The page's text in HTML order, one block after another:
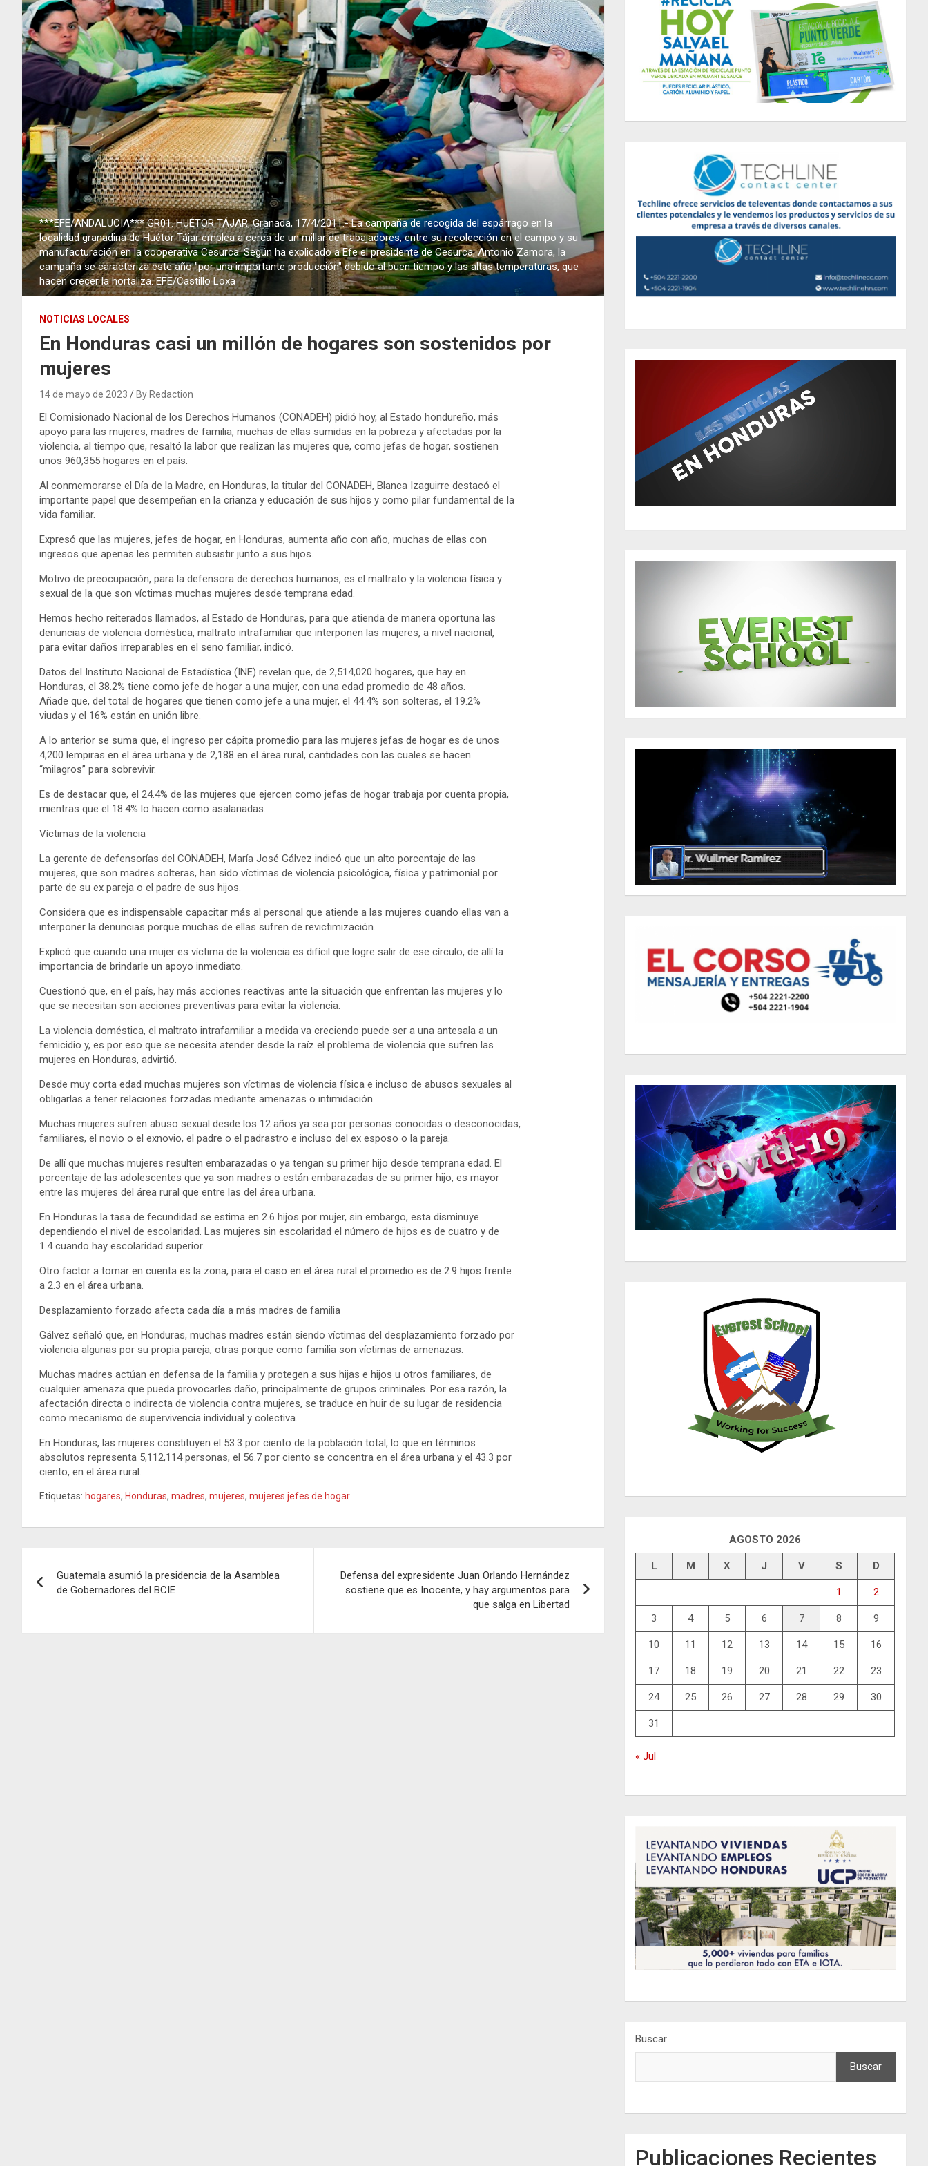
***EFE/ANDALUCIA*** GR01. HUÉTOR TÁJAR, Granada, 17/4/2011.- La campaña de recogida del espárrago en la
localidad granadina de Huétor Tájar emplea a cerca de un millar de trabajadores, entre su recolección en el campo y su
manufacturación en la cooperativa Cesurca. Según ha explicado a Efe el presidente de Cesurca, Antonio Zamora, la
campaña se caracteriza este año "por una importante producción" debido al buen tiempo y las altas temperaturas, que
hacen crecer la hortaliza. EFE/Castillo Loxa
NOTICIAS LOCALES
En Honduras casi un millón de hogares son sostenidos por
mujeres
14 de mayo de 2023 By Redaction
El Comisionado Nacional de los Derechos Humanos (CONADEH) pidió hoy, al Estado hondureño, más
apoyo para las mujeres, madres de familia, muchas de ellas sumidas en la pobreza y afectadas por la
violencia, al tiempo que, resaltó la labor que realizan las mujeres que, como jefas de hogar, sostienen
unos 960,355 hogares en el país.
Al conmemorarse el Día de la Madre, en Honduras, la titular del CONADEH, Blanca Izaguirre destacó el
importante papel que desempeñan en la crianza y educación de sus hijos y como pilar fundamental de la
vida familiar.
Expresó que las mujeres, jefes de hogar, en Honduras, aumenta año con año, muchas de ellas con
ingresos que apenas les permiten subsistir junto a sus hijos.
Motivo de preocupación, para la defensora de derechos humanos, es el maltrato y la violencia física y
sexual de la que son víctimas muchas mujeres desde temprana edad.
Hemos hecho reiterados llamados, al Estado de Honduras, para que atienda de manera oportuna las
denuncias de violencia doméstica, maltrato intrafamiliar que interponen las mujeres, a nivel nacional,
para evitar daños irreparables en el seno familiar, indicó.
Datos del Instituto Nacional de Estadística (INE) revelan que, de 2,514,020 hogares, que hay en
Honduras, el 38.2% tiene como jefe de hogar a una mujer, con una edad promedio de 48 años.
Añade que, del total de hogares que tienen como jefe a una mujer, el 44.4% son solteras, el 19.2%
viudas y el 16% están en unión libre.
A lo anterior se suma que, el ingreso per cápita promedio para las mujeres jefas de hogar es de unos
4,200 lempiras en el área urbana y de 2,188 en el área rural, cantidades con las cuales se hacen
“milagros” para sobrevivir.
Es de destacar que, el 24.4% de las mujeres que ejercen como jefas de hogar trabaja por cuenta propia,
mientras que el 18.4% lo hacen como asalariadas.
Víctimas de la violencia
La gerente de defensorías del CONADEH, María José Gálvez indicó que un alto porcentaje de las
mujeres, que son madres solteras, han sido víctimas de violencia psicológica, física y patrimonial por
parte de su ex pareja o el padre de sus hijos.
Considera que es indispensable capacitar más al personal que atiende a las mujeres cuando ellas van a
interponer la denuncias porque muchas de ellas sufren de revictimización.
Explicó que cuando una mujer es víctima de la violencia es difícil que logre salir de ese círculo, de allí la
importancia de brindarle un apoyo inmediato.
Cuestionó que, en el país, hay más acciones reactivas ante la situación que enfrentan las mujeres y lo
que se necesitan son acciones preventivas para evitar la violencia.
La violencia doméstica, el maltrato intrafamiliar a medida va creciendo puede ser a una antesala a un
femicidio y, es por eso que se necesita atender desde la raíz el problema de violencia que sufren las
mujeres en Honduras, advirtió.
Desde muy corta edad muchas mujeres son víctimas de violencia física e incluso de abusos sexuales al
obligarlas a tener relaciones forzadas mediante amenazas o intimidación.
Muchas mujeres sufren abuso sexual desde los 12 años ya sea por personas conocidas o desconocidas,
familiares, el novio o el exnovio, el padre o el padrastro e incluso del ex esposo o la pareja.
De allí que muchas mujeres resulten embarazadas o ya tengan su primer hijo desde temprana edad. El
porcentaje de las adolescentes que ya son madres o están embarazadas de su primer hijo, es mayor
entre las mujeres del área rural que entre las del área urbana.
En Honduras la tasa de fecundidad se estima en 2.6 hijos por mujer, sin embargo, esta disminuye
dependiendo el nivel de escolaridad. Las mujeres sin escolaridad el número de hijos es de cuatro y de
1.4 cuando hay escolaridad superior.
Otro factor a tomar en cuenta es la zona, para el caso en el área rural el promedio es de 2.9 hijos frente
a 2.3 en el área urbana.
Desplazamiento forzado afecta cada día a más madres de familia
Gálvez señaló que, en Honduras, muchas madres están siendo víctimas del desplazamiento forzado por
violencia algunas por su propia pareja, otras porque como familia son víctimas de amenazas.
Muchas madres actúan en defensa de la familia y protegen a sus hijas e hijos u otros familiares, de
cualquier amenaza que pueda provocarles daño, principalmente de grupos criminales. Por esa razón, la
afectación directa o indirecta de violencia contra mujeres, se traduce en huir de su lugar de residencia
como mecanismo de supervivencia individual y colectiva.
En Honduras, las mujeres constituyen el 53.3 por ciento de la población total, lo que en términos
absolutos representa 5,112,114 personas, el 56.7 por ciento se concentra en el área urbana y el 43.3 por
ciento, en el área rural.
Etiquetas: hogares, Honduras, madres, mujeres, mujeres jefes de hogar
de
Guatemala asumió la presidencia de la Asamblea
de Gobernadores del BCIE
Defensa del expresidente Juan Orlando Hernández
sostiene que es Inocente, y hay argumentos para
que salga en Libertad
AGOSTO 2026
L M X J V S D
1 2
3 4 5 6 7 8 9
10 11 12 13 14 15 16
17 18 19 20 21 22 23
24 25 26 27 28 29 30
31
« Jul
Buscar
Buscar
Publicaciones Recientes